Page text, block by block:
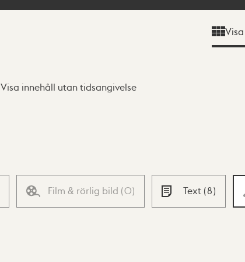
Visa innehåll utan tidsangivelse
Film & rörlig bild (0) Text (8)